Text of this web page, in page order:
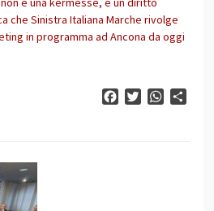
che Sinistra Italiana Marche rivolge
in programma ad Ancona da oggi
FacebookTwitter